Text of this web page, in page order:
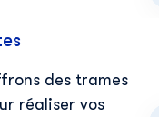
nos produits et
à tout moment.
des trames
réaliser vos